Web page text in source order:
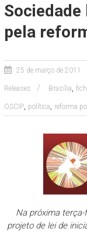
pela
25 de março de 2011
Releases Brasília,
OSCIP, política, reforma
Na próxima
projeto de lei de